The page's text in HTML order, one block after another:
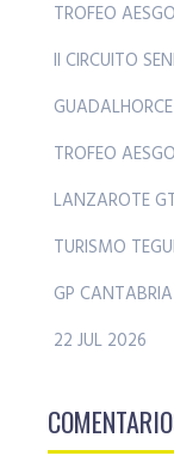
TROFEO
II CIRCUITO
TROFEO
LANZAROTE
TURISMO
GP
22 JUL 2026